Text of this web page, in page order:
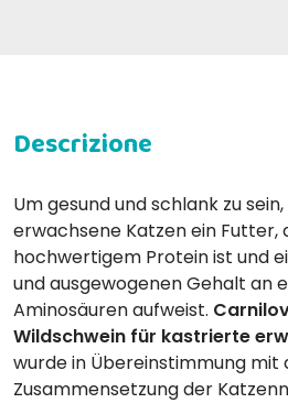
Um gesund und schlank zu
erwachsene Katzen ein Futter,
hochwertigem Protein ist und
und ausgewogenen Gehalt an
Aminosäuren aufweist.
Wildschwein für kastrierte
wurde in Übereinstimmung
Zusammensetzung der